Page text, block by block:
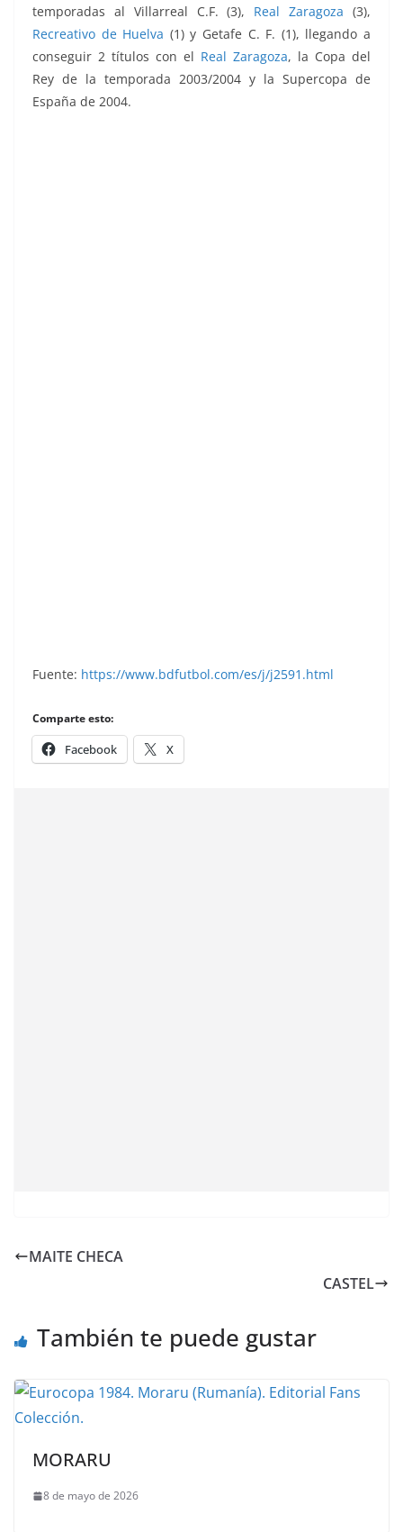
temporadas al Villarreal C.F. (3), Real Zaragoza (3),
Recreativo de Huelva (1) y Getafe C. F. (1), llegando a
conseguir 2 títulos con el Real Zaragoza, la Copa del
Rey de la temporada 2003/2004 y la Supercopa de
España de 2004.
Fuente: https://www.bdfutbol.com/es/j/j2591.html
Comparte esto:
Facebook X
MAITE CHECA
CASTEL
También te puede gustar
MORARU
8 de mayo de 2026